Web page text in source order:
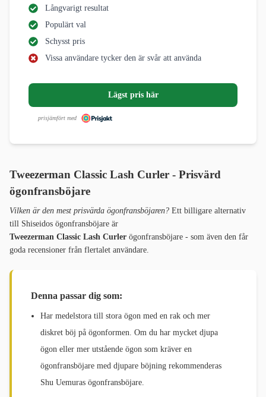
Långvarigt resultat
Populärt val
Schysst pris
Vissa användare tycker den är svår att använda
Lägst pris här
prisjämfört med
Tweezerman Classic Lash Curler - Prisvärd
ögonfransböjare
Vilken är den mest prisvärda ögonfransböjaren? Ett billigare alternativ
till Shiseidos ögonfransböjare är
Tweezerman Classic Lash Curler ögonfransböjare - som även den får
goda recensioner från flertalet användare.
Denna passar dig som:
Har medelstora till stora ögon med en rak och mer
diskret böj på ögonformen. Om du har mycket djupa
ögon eller mer utstående ögon som kräver en
ögonfransböjare med djupare böjning rekommenderas
Shu Uemuras ögonfransböjare.